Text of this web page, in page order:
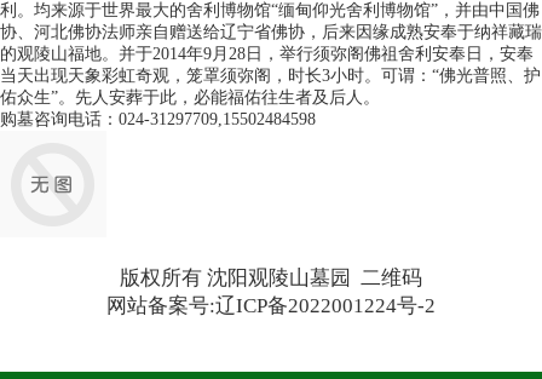
利。均来源于世界最大的舍利博物馆“缅甸仰光舍利博物馆”，并由中国佛
协、河北佛协法师亲自赠送给辽宁省佛协，后来因缘成熟安奉于纳祥藏瑞
的观陵山福地。并于2014年9月28日，举行须弥阁佛祖舍利安奉日，安奉
当天出现天象彩虹奇观，笼罩须弥阁，时长3小时。可谓：“佛光普照、护
佑众生”。先人安葬于此，必能福佑往生者及后人。
购墓咨询电话：024-31297709,15502484598
版权所有 沈阳观陵山墓园 二维码
网站备案号:辽ICP备2022001224号-2